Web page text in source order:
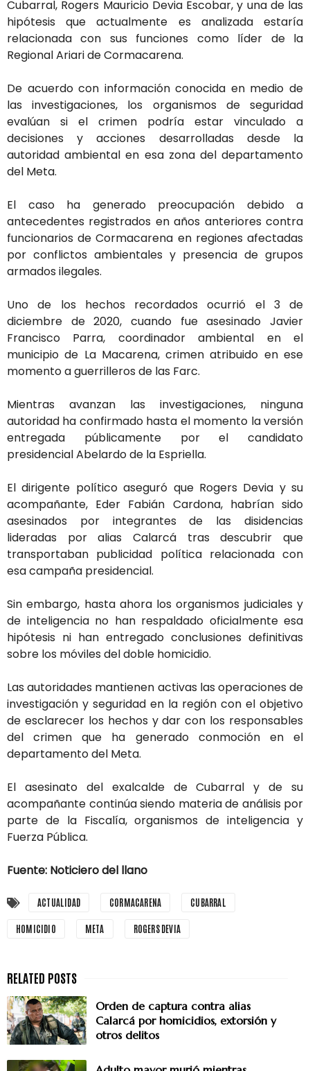
Cubarral, Rogers Mauricio Devia Escobar, y una de las
hipótesis que actualmente es analizada estaría
relacionada con sus funciones como líder de la
Regional Ariari de Cormacarena.
De acuerdo con información conocida en medio de
las investigaciones, los organismos de seguridad
evalúan si el crimen podría estar vinculado a
decisiones y acciones desarrolladas desde la
autoridad ambiental en esa zona del departamento
del Meta.
El caso ha generado preocupación debido a
antecedentes registrados en años anteriores contra
funcionarios de Cormacarena en regiones afectadas
por conflictos ambientales y presencia de grupos
armados ilegales.
Uno de los hechos recordados ocurrió el 3 de
diciembre de 2020, cuando fue asesinado Javier
Francisco Parra, coordinador ambiental en el
municipio de La Macarena, crimen atribuido en ese
momento a guerrilleros de las Farc.
Mientras avanzan las investigaciones, ninguna
autoridad ha confirmado hasta el momento la versión
entregada públicamente por el candidato
presidencial Abelardo de la Espriella.
El dirigente político aseguró que Rogers Devia y su
acompañante, Eder Fabián Cardona, habrían sido
asesinados por integrantes de las disidencias
lideradas por alias Calarcá tras descubrir que
transportaban publicidad política relacionada con
esa campaña presidencial.
Sin embargo, hasta ahora los organismos judiciales y
de inteligencia no han respaldado oficialmente esa
hipótesis ni han entregado conclusiones definitivas
sobre los móviles del doble homicidio.
Las autoridades mantienen activas las operaciones de
investigación y seguridad en la región con el objetivo
de esclarecer los hechos y dar con los responsables
del crimen que ha generado conmoción en el
departamento del Meta.
El asesinato del exalcalde de Cubarral y de su
acompañante continúa siendo materia de análisis por
parte de la Fiscalía, organismos de inteligencia y
Fuerza Pública.
Fuente: Noticiero del llano
ACTUALIDAD CORMACARENA CUBARRAL
HOMICIDIO META ROGERS DEVIA
Orden de captura contra alias
Calarcá por homicidios, extorsión y
otros delitos